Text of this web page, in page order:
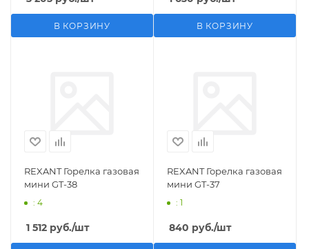
В КОРЗИНУ В КОРЗИНУ
REXANT Горелка газовая
мини GT-38
: 4
1 512 руб./шт
REXANT Горелка газовая
мини GT-37
: 1
840 руб./шт